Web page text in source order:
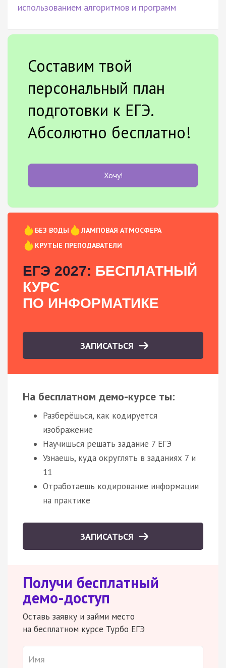
использованием алгоритмов и программ
Составим твой
персональный план
подготовки к ЕГЭ.
Абсолютно бесплатно!
Хочу!
БЕЗ ВОДЫ
ЛАМПОВАЯ АТМОСФЕРА
КРУТЫЕ ПРЕПОДАВАТЕЛИ
ЕГЭ 2027: БЕСПЛАТНЫЙ
КУРС
ПО ИНФОРМАТИКЕ
ЗАПИСАТЬСЯ
На бесплатном демо-курсе ты:
Разберёшься, как кодируется
изображение
Научишься решать задание 7 ЕГЭ
Узнаешь, куда округлять в заданиях 7 и
11
Отработаешь кодирование информации
на практике
ЗАПИСАТЬСЯ
Получи бесплатный
демо-доступ
Оставь заявку и займи место
на бесплатном курсе Турбо ЕГЭ